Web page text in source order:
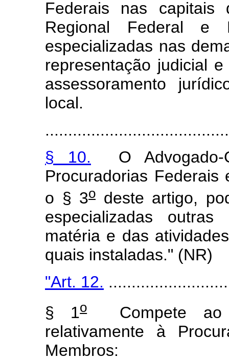
Federais nas
Regional Federal e
especializadas nas
representação judicial
assessoramento
local.
§ 10. O Advogado-
Procuradorias
o § 3o deste artigo,
especializadas
matéria e das
quais instaladas." (NR)
"Art. 12.
§ 1oCompete ao
relativamente à
Membros: